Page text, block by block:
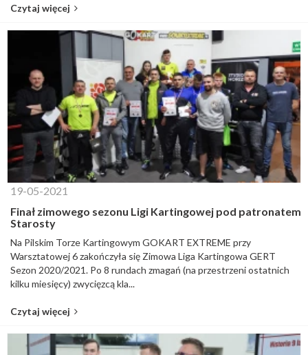
Czytaj więcej
19-05-2021
Finał zimowego sezonu Ligi Kartingowej pod patronatem
Starosty
Na Pilskim Torze Kartingowym GOKART EXTREME przy
Warsztatowej 6 zakończyła się Zimowa Liga Kartingowa GERT
Sezon 2020/2021. Po 8 rundach zmagań (na przestrzeni ostatnich
kilku miesięcy) zwycięzcą kla...
Czytaj więcej